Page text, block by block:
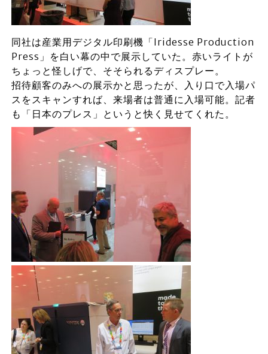
同社は産業用デジタル印刷機「Iridesse Production
Press」を白い幕の中で展示していた。赤いライトが
ちょっと怪しげで、そそられるディスプレー。
招待顧客のみへの展示かと思ったが、入り口で入場パ
スをスキャンすれば、来場者は普通に入場可能。記者
も「日本のプレス」というと快く見せてくれた。